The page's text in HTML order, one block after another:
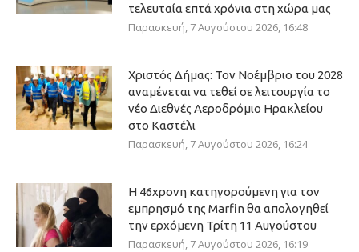
τελευταία επτά χρόνια στη χώρα μας
Παρασκευή, 7 Αυγούστου 2026, 16:48
Χριστός Δήμας: Τον Νοέμβριο του 2028
αναμένεται να τεθεί σε λειτουργία το
νέο Διεθνές Αεροδρόμιο Ηρακλείου
στο Καστέλι
Παρασκευή, 7 Αυγούστου 2026, 16:24
Η 46χρονη κατηγορούμενη για τον
εμπρησμό της Marfin θα απολογηθεί
την ερχόμενη Τρίτη 11 Αυγούστου
Παρασκευή, 7 Αυγούστου 2026, 16:19